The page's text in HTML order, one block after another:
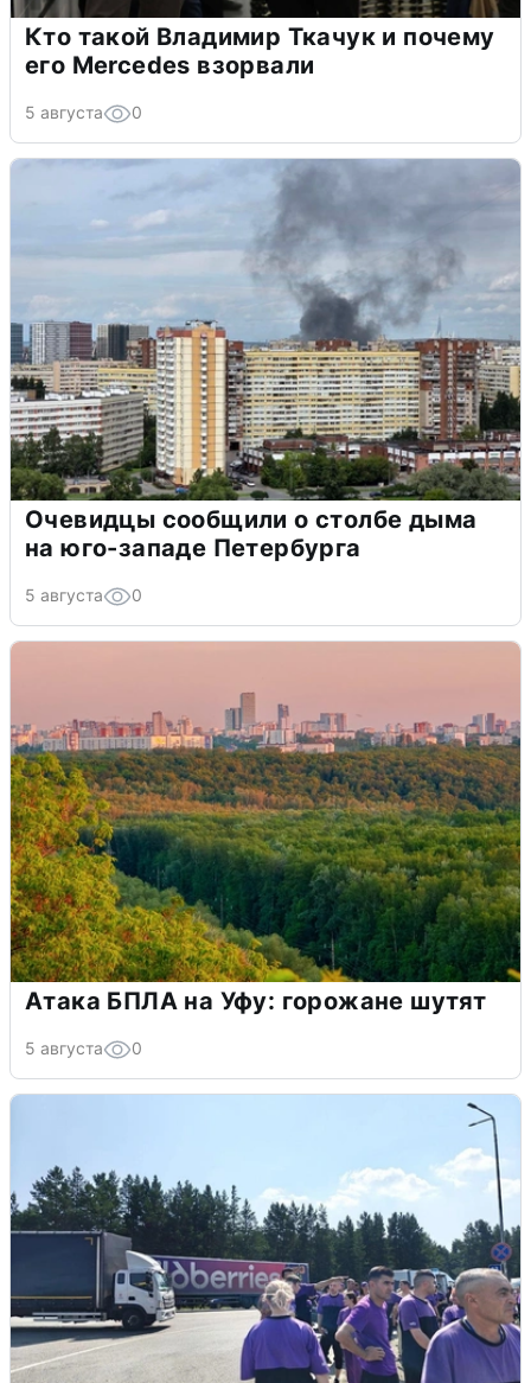
Кто такой Владимир Ткачук и почему
его Mercedes взорвали
5 августа 0
Очевидцы сообщили о столбе дыма
на юго-западе Петербурга
5 августа 0
Атака БПЛА на Уфу: горожане шутят
5 августа 0